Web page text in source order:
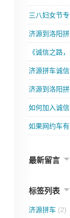
三八妇女节
济源到洛阳
济源拼车诚
济源到洛阳
如何加入诚
如果网约车
最新留言
标签列表
济源拼车 (2)